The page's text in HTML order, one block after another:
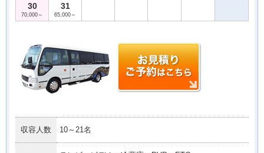
30
70,000～
31
65,000～
収容人数 10～21名